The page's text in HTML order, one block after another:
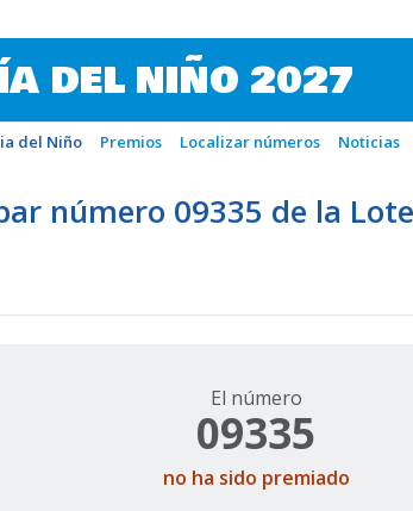
DEL NIÑO 2027
del Niño Premios Localizar números Noticias
número 09335 de la
El número
09335
no ha sido premiado